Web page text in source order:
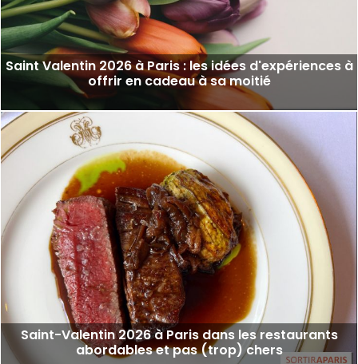
Saint Valentin 2026 à Paris : les idées d'expériences à
offrir en cadeau à sa moitié
Saint-Valentin 2026 à Paris dans les restaurants
abordables et pas (trop) chers